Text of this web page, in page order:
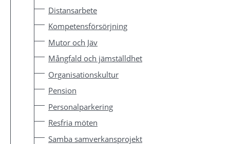
Distansarbete
Kompetensförsörjning
Mutor och Jäv
Mångfald och jämställdhet
Organisationskultur
Pension
Personalparkering
Resfria möten
Samba samverkansprojekt